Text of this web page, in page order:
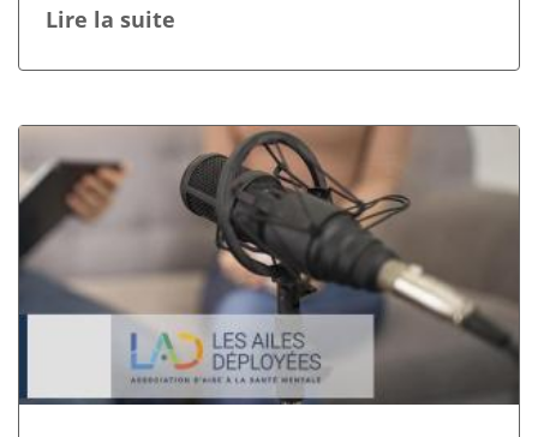
Lire la suite